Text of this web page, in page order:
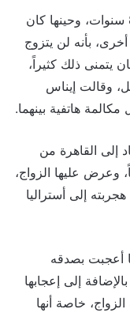
وقال زوج إيناس الدغيدي إنه أعزب منذ 8 سنوات، وحينها كان
بأنه لن يتزوج
يتمنى ذلك كثيراً،
وقالت إيناس
هاتفية بينهما.
إلى القاهرة من
وعرض عليها الزواج،
إلى أستراليا
أعجبت بصدقه
إلى إعجابها
خاصة أنها